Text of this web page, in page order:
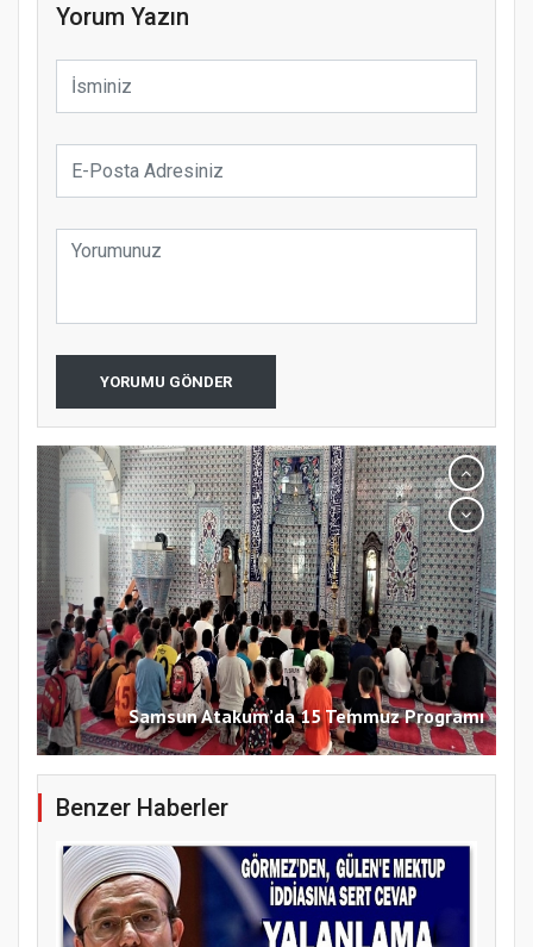
Yorum Yazın
YORUMU GÖNDER
Samsun Atakum’da Ayasofya Camii
Etkinliği
Türkiye’de insanlar dinle bağlarını
koparıyor mu?
Samsun Atakum’da 15 Temmuz Programı
Benzer Haberler